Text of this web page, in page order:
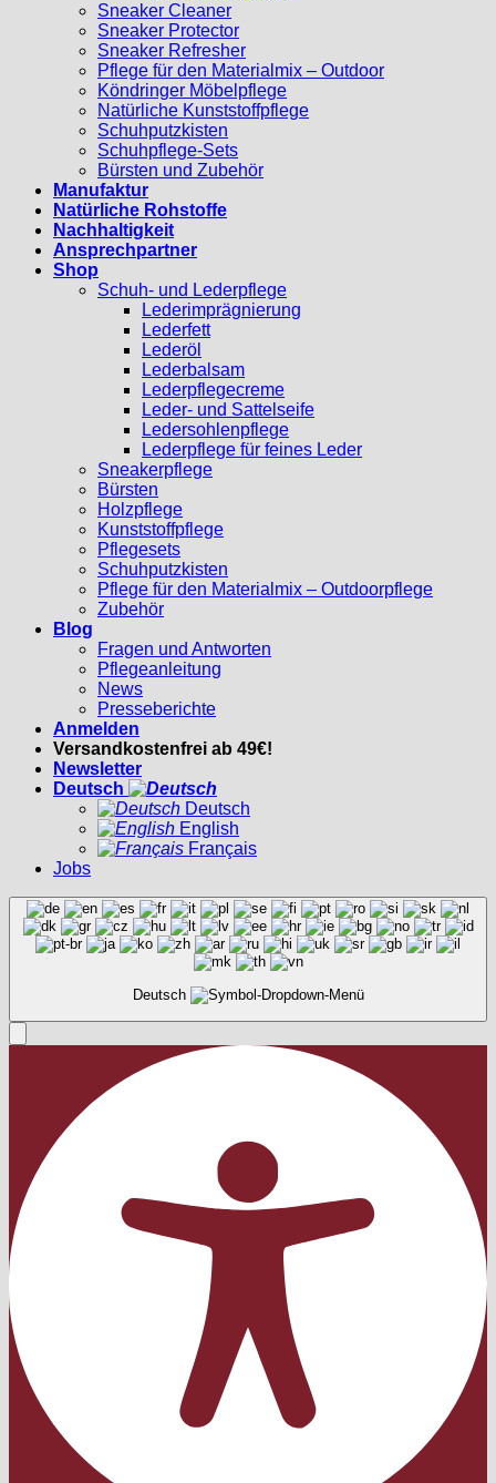
Sneaker Cleaner
Sneaker Protector
Sneaker Refresher
Pflege für den Materialmix – Outdoor
Köndringer Möbelpflege
Natürliche Kunststoffpflege
Schuhputzkisten
Schuhpflege-Sets
Bürsten und Zubehör
Manufaktur
Natürliche Rohstoffe
Nachhaltigkeit
Ansprechpartner
Shop
Schuh- und Lederpflege
Lederimprägnierung
Lederfett
Lederöl
Lederbalsam
Lederpflegecreme
Leder- und Sattelseife
Ledersohlenpflege
Lederpflege für feines Leder
Sneakerpflege
Bürsten
Holzpflege
Kunststoffpflege
Pflegesets
Schuhputzkisten
Pflege für den Materialmix – Outdoorpflege
Zubehör
Blog
Fragen und Antworten
Pflegeanleitung
News
Presseberichte
Anmelden
Versandkostenfrei ab 49€!
Newsletter
Deutsch
Deutsch
English
Français
Jobs
Deutsch